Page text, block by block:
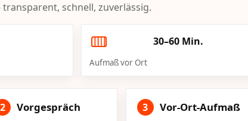
schnell, zuverlässig.
30–60 Min.
Aufmaß vor Ort
2 Vorgespräch 3 Vor-Ort-Aufmaß